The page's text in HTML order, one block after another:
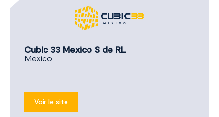
Cubic 33 Mexico S de RL
Mexico
Voir le site